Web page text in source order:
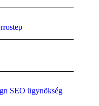
SEO ügynökség